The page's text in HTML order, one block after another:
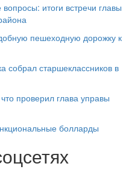
итоги встречи главы
пешеходную дорожку к
собрал старшеклассников в
проверил глава управы
болларды